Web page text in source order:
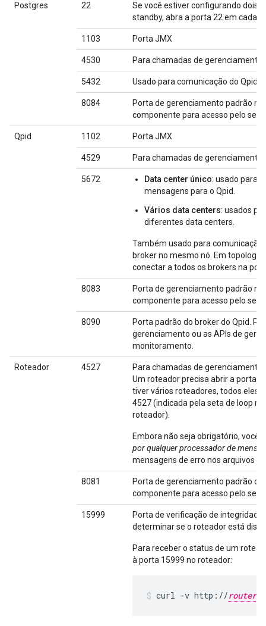
Postgres 22
Se você estiver configurando dois
standby, abra a porta 22 em cada
1103 Porta JMX
4530 Para chamadas de gerenciamento
5432 Usado para comunicação do
8084
Porta de gerenciamento padrão
componente para acesso pelo
Qpid 1102 Porta JMX
4529 Para chamadas de gerenciamento
5672 Data center único: usado para
mensagens para o Qpid.
Vários data centers: usados
diferentes data centers.
Também usado para
broker no mesmo nó. Em
conectar a todos os brokers na
8083
Porta de gerenciamento padrão
componente para acesso pelo
8090
Porta padrão do broker do Qpid.
gerenciamento ou as APIs de
monitoramento.
Roteador 4527
Para chamadas de gerenciamento
Um roteador precisa abrir a porta
tiver vários roteadores, todos eles
4527 (indicada pela seta de loop
roteador).
Embora não seja obrigatório, você
por qualquer processador de
mensagens de erro nos arquivos
8081
Porta de gerenciamento padrão
componente para acesso pelo
15999
Porta de verificação de
determinar se o roteador está
Para receber o status de um
à porta 15999 no roteador:
curl -v http://routerIP